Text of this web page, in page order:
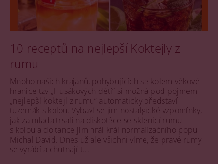
10 receptů na nejlepší Koktejly z
rumu
Mnoho našich krajanů, pohybujících se kolem věkové
hranice tzv „Husákových dětí“ si možná pod pojmem
„nejlepší koktejl z rumu“ automaticky představí
tuzemák s kolou. Vybaví se jim nostalgické vzpomínky,
jak za mlada trsali na diskotéce se sklenicí rumu
s kolou a do tance jim hrál král normalizačního popu
Michal David. Dnes už ale všichni víme, že pravé rumy
se vyrábí a chutnají t...